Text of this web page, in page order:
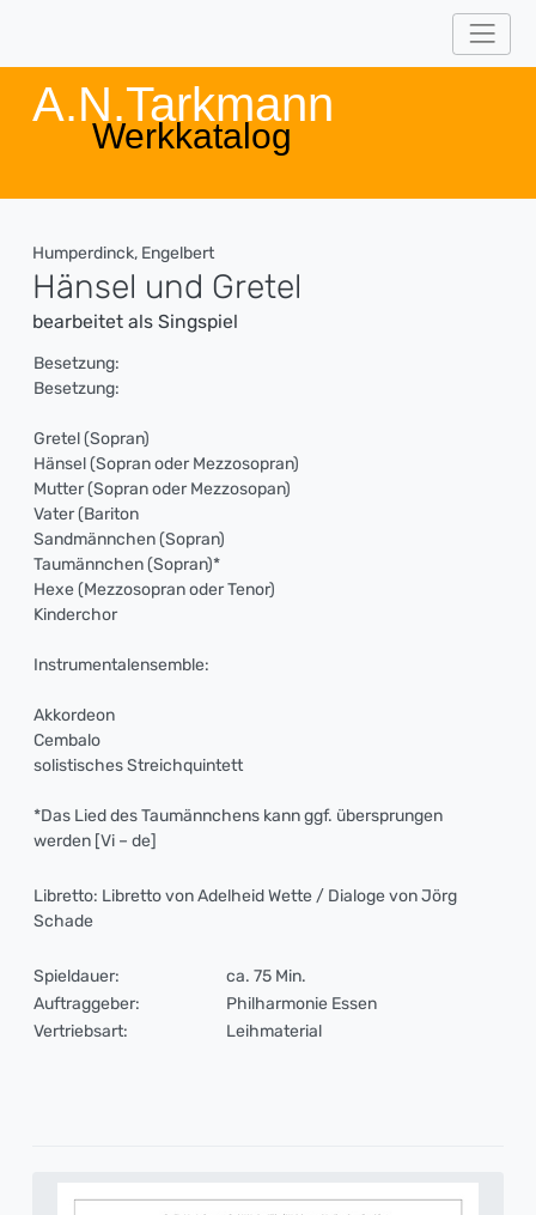
A.N.Tarkmann
Werkkatalog
Humperdinck, Engelbert
Hänsel und Gretel
bearbeitet als Singspiel
Besetzung:
Besetzung:
Gretel (Sopran)
Hänsel (Sopran oder Mezzosopran)
Mutter (Sopran oder Mezzosopan)
Vater (Bariton
Sandmännchen (Sopran)
Taumännchen (Sopran)*
Hexe (Mezzosopran oder Tenor)
Kinderchor
Instrumentalensemble:
Akkordeon
Cembalo
solistisches Streichquintett
*Das Lied des Taumännchens kann ggf. übersprungen
werden [Vi – de]
Libretto: Libretto von Adelheid Wette / Dialoge von Jörg
Schade
Spieldauer:
ca. 75 Min.
Auftraggeber:
Philharmonie Essen
Vertriebsart:
Leihmaterial